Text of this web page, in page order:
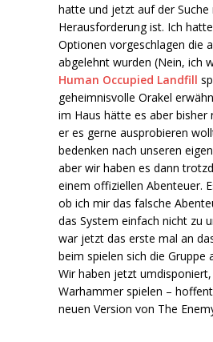
hatte und jetzt auf der Suche
Herausforderung ist. Ich
Optionen vorgeschlagen die
abgelehnt wurden (Nein, ich
Human Occupied Landfill
geheimnisvolle Orakel
im Haus hätte es aber
er es gerne ausprobieren
bedenken nach unseren
aber wir haben es dann
einem offiziellen Abenteuer.
ob ich mir das falsche
das System einfach nicht zu
war jetzt das erste mal an
beim spielen sich die Gruppe
Wir haben jetzt
Warhammer spielen –
neuen Version von The